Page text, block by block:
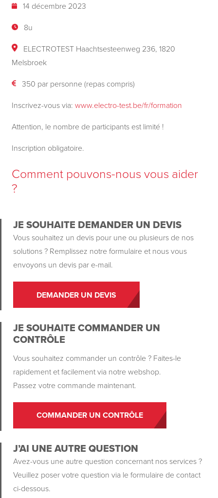
14 décembre 2023
8u
ELECTROTEST Haachtsesteenweg 236, 1820
Melsbroek
350 par personne (repas compris)
Inscrivez-vous via: www.electro-test.be/fr/formation
Attention, le nombre de participants est limité !
Inscription obligatoire.
Comment pouvons-nous vous aider
?
JE SOUHAITE DEMANDER UN DEVIS
Vous souhaitez un devis pour une ou plusieurs de nos
solutions ? Remplissez notre formulaire et nous vous
envoyons un devis par e-mail.
DEMANDER UN DEVIS
JE SOUHAITE COMMANDER UN
CONTRÔLE
Vous souhaitez commander un contrôle ? Faites-le
rapidement et facilement via notre webshop.
Passez votre commande maintenant.
COMMANDER UN CONTRÔLE
J’AI UNE AUTRE QUESTION
Avez-vous une autre question concernant nos services ?
Veuillez poser votre question via le formulaire de contact
ci-dessous.